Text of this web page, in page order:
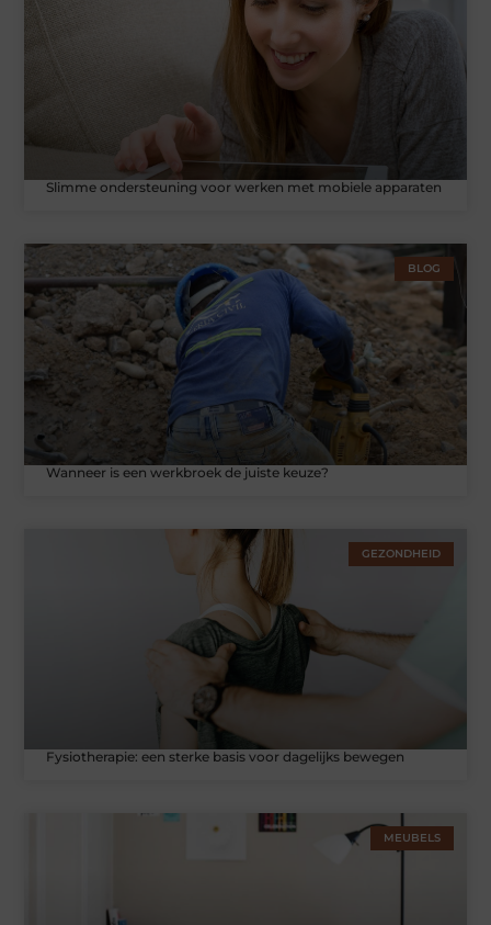
Slimme ondersteuning voor werken met mobiele apparaten
BLOG
Wanneer is een werkbroek de juiste keuze?
GEZONDHEID
Fysiotherapie: een sterke basis voor dagelijks bewegen
MEUBELS